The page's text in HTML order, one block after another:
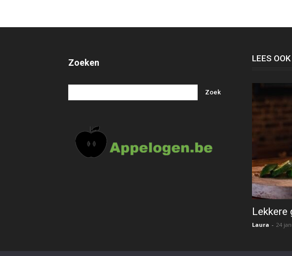
Zoeken LEES OOK
Lekkere
Laura - 24